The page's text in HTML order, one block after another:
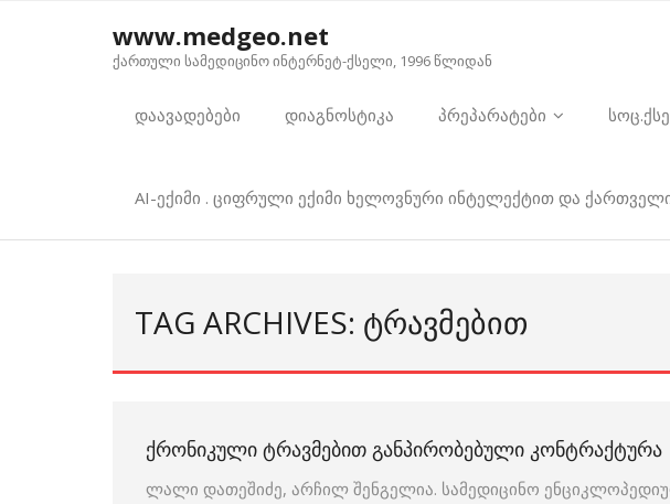
www.medgeo.net
ქართული სამედიცინო ინტერნეტ-ქსელი, 1996 წლიდან
დაავადებები დიაგნოსტიკა პრეპარატები
AI-ექიმი . ციფრული ექიმი ხელოვნური ინტელექტით და
TAG ARCHIVES: ᲢᲠᲐᲕᲛᲔᲑᲘᲗ
ᲥᲠᲝᲜᲘᲙᲣᲚᲘ ᲢᲠᲐᲕᲛᲔᲑᲘᲗ ᲒᲐᲜᲞᲘᲠᲝᲑᲔᲑᲣᲚᲘ ᲙᲝᲜᲢᲠᲐᲥᲢᲣᲠᲐ
ლალი დათეშიძე, არჩილ შენგელია. სამედიცინო